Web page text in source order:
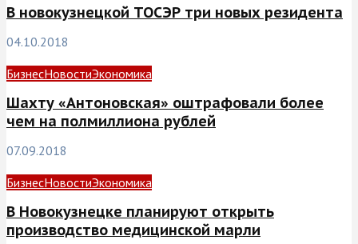
В новокузнецкой ТОСЭР три новых резидента
04.10.2018
БизнесНовостиЭкономика
Шахту «Антоновская» оштрафовали более
чем на полмиллиона рублей
07.09.2018
БизнесНовостиЭкономика
В Новокузнецке планируют открыть
производство медицинской марли